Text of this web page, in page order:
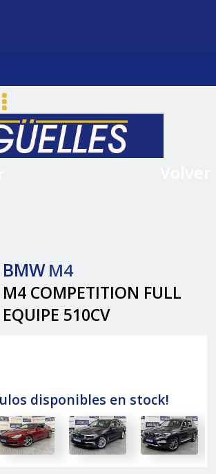
BMWM4
M4 COMPETITION FULL
EQUIPE 510CV
disponibles en stock!